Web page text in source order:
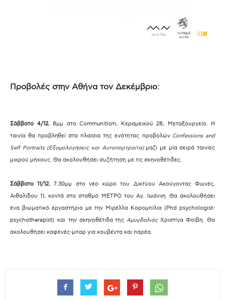
Προβολές στην Αθήνα τον Δεκέμβριο:
Σάββατο 4/12, 8μμ στο Communitism, Κεραμεικού 28, Μεταξουργείο.
Η
ταινία θα προβληθεί στα πλαίσια της ενότητας προβολών Confessions and
Self Portraits (Εξομολογήσεις και Αυτοπορτραίτα) μαζί με μία σειρά ταινίες
μικρού μήκους. Θα ακολουθήσει συζήτηση με τις σκηνοθέτιδες.
Σάββατο 11/12, 7.30μμ στο νέο χώρο του Δικτύου Ακούγοντας Φωνές,
Αιθαλίδου 11, κοντά στο σταθμό ΜΕΤΡΟ του Αγ. Ιωάννη. Θα ακολουθήσει
ένα βιωματικό εργαστήριο με την Μιρέλλα Κορομπίλια (Phd psychologist-
psychotherapist) και την σκηνοθέτιδα της Αμυγδαλιάς Χριστίνα Φοίβη. Θα
ακολουθήσει καφενές-μπαρ για κουβέντα και παρέα.